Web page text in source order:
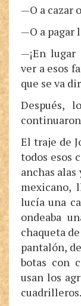
—O a cazar
—O a pagar
—¡En
ver a esos
que se va
Después,
El traje de
todos esos
anchas
mexicano,
lucía una
ondeaba
chaqueta
pantalón,
botas con
usan los
cuadrilleros.